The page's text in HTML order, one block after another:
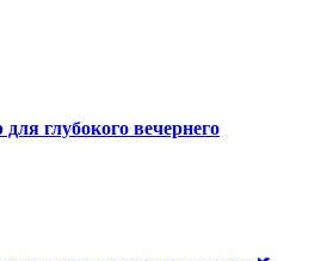
глубокого вечернего